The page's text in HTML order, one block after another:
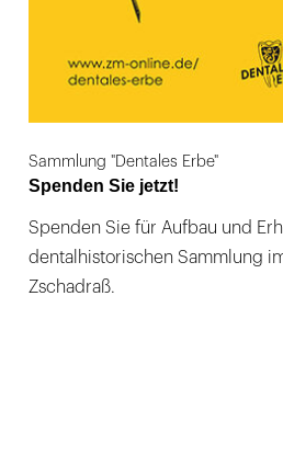
Sammlung "Dentales Erbe"
Spenden Sie jetzt!
Spenden Sie für Aufbau und
dentalhistorischen Sammlung
Zschadraß.